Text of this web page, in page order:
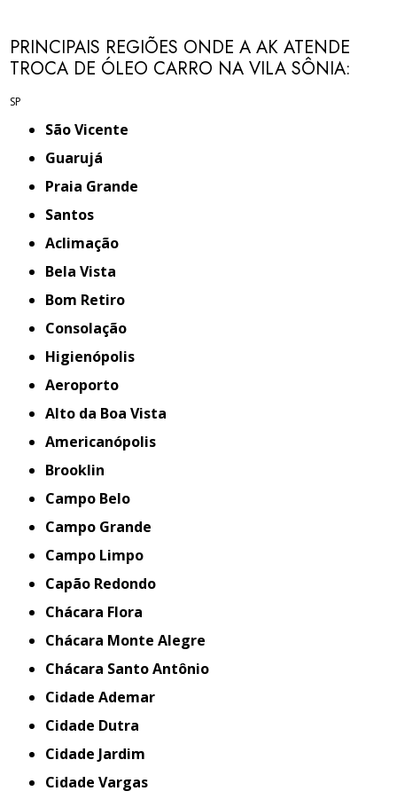
PRINCIPAIS REGIÕES ONDE A AK ATENDE
TROCA DE ÓLEO CARRO NA VILA SÔNIA:
SP
São Vicente
Guarujá
Praia Grande
Santos
Aclimação
Bela Vista
Bom Retiro
Consolação
Higienópolis
Aeroporto
Alto da Boa Vista
Americanópolis
Brooklin
Campo Belo
Campo Grande
Campo Limpo
Capão Redondo
Chácara Flora
Chácara Monte Alegre
Chácara Santo Antônio
Cidade Ademar
Cidade Dutra
Cidade Jardim
Cidade Vargas